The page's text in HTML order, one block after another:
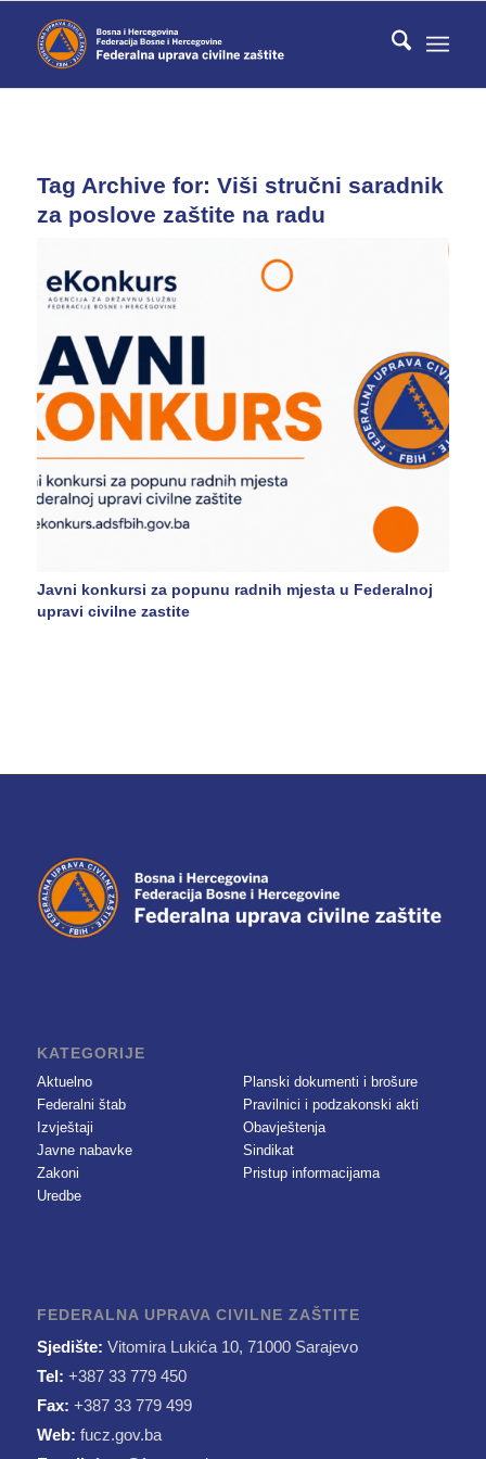
Tag Archive for: Viši stručni saradnik
za poslove zaštite na radu
Javni konkursi za popunu radnih mjesta u Federalnoj
upravi civilne zastite
KATEGORIJE
Aktuelno
Federalni štab
Izvještaji
Javne nabavke
Zakoni
Uredbe
Planski dokumenti i brošure
Pravilnici i podzakonski akti
Obavještenja
Sindikat
Pristup informacijama
FEDERALNA UPRAVA CIVILNE ZAŠTITE
Sjedište: Vitomira Lukića 10, 71000 Sarajevo
Tel: +387 33 779 450
Fax: +387 33 779 499
Web: fucz.gov.ba